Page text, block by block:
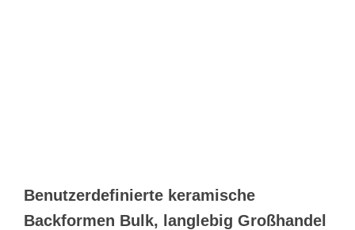
Benutzerdefinierte keramische
Backformen Bulk, langlebig Großhandel